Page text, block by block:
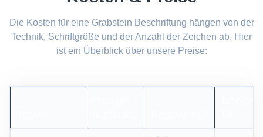
Die Kosten für eine Grabstein Beschriftung hängen von der
Technik, Schriftgröße und der Anzahl der Zeichen ab. Hier
ist ein Überblick über unsere Preise: